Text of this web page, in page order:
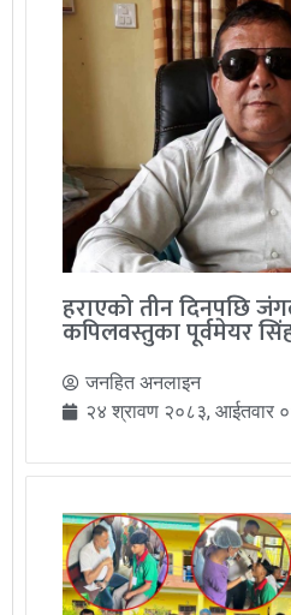
हराएको तीन दिनपछि
कपिलवस्तुका पूर्वमेयर
जनहित अनलाइन
२४ श्रावण २०८३, आईतवार